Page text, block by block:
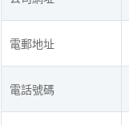
電郵地址
電話號碼